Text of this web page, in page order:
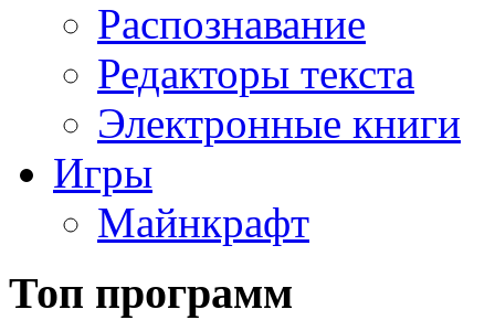
Распознавание
Редакторы текста
Электронные книги
Игры
Майнкрафт
Топ программ